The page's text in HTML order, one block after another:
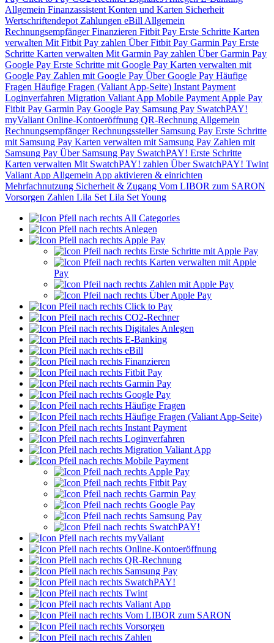
Allgemein Finanzassistent Konten und Karten Sicherheit
Wertschriftendepot Zahlungen eBill Allgemein
RechnungsempfängerFinanzieren Fitbit Pay Erste Schritte Karten
verwalten Mit Fitbit Pay zahlen Über Fitbit Pay Garmin Pay Erste
Schritte Karten verwalten Mit Garmin Pay zahlen Über Garmin Pay
Google Pay Erste Schritte mit Google Pay Karten verwalten mit
Google Pay Zahlen mit Google Pay Über Google Pay Häufige
Fragen Häufige Fragen (Valiant App-Seite) Instant Payment
Loginverfahren Migration Valiant App Mobile Payment Apple Pay
Fitbit Pay Garmin Pay Google Pay Samsung Pay SwatchPAY!
myValiant Online-Kontoeröffnung QR-Rechnung Allgemein
RechnungsempfängerRechnungssteller Samsung Pay Erste Schritte
mit Samsung Pay Karten verwalten mit Samsung Pay Zahlen mit
Samsung Pay Über Samsung Pay SwatchPAY! Erste Schritte
Karten verwalten Mit SwatchPAY! zahlen Über SwatchPAY! Twint
Valiant App Allgemein App aktivieren & einrichten
Mehrfachnutzung Sicherheit & Zugang Vom LIBOR zum SARON
Vorsorgen Zahlen Lila Set Lila Set Young
All Categories
Anlegen
Apple Pay
Erste Schritte mit Apple Pay
Karten verwalten mit Apple
Pay
Zahlen mit Apple Pay
Über Apple Pay
Click to Pay
CO2-Rechner
Digitales Anlegen
E-Banking
eBill
Finanzieren
Fitbit Pay
Garmin Pay
Google Pay
Häufige Fragen
Häufige Fragen (Valiant App-Seite)
Instant Payment
Loginverfahren
Migration Valiant App
Mobile Payment
Apple Pay
Fitbit Pay
Garmin Pay
Google Pay
Samsung Pay
SwatchPAY!
myValiant
Online-Kontoeröffnung
QR-Rechnung
Samsung Pay
SwatchPAY!
Twint
Valiant App
Vom LIBOR zum SARON
Vorsorgen
Zahlen